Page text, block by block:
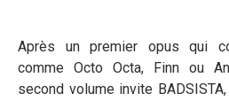
Après un premier opus qui
comme Octo Octa, Finn ou
second volume invite